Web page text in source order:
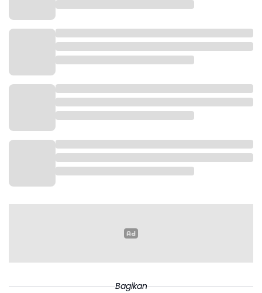
Bagikan